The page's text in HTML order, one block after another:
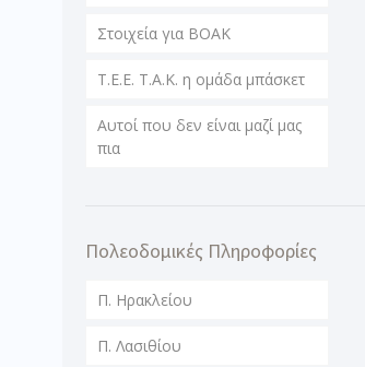
Στοιχεία για ΒΟΑΚ
T.E.E. T.A.K. η ομάδα μπάσκετ
Αυτοί που δεν είναι μαζί μας
πια
Πολεοδομικές Πληροφορίες
Π. Ηρακλείου
Π. Λασιθίου